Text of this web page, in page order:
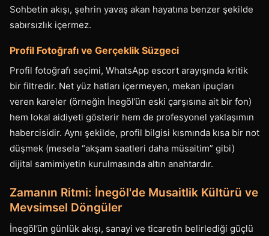
Sohbetin akışı, şehrin yavaş akan hayatına benzer şekilde
sabırsızlık içermez.
Profil Fotoğrafı ve Gerçeklik Süzgeci
Profil fotoğrafı seçimi, WhatsApp escort arayışında kritik
bir filtredir. Net yüz hatları içermeyen, mekan ipuçları
veren kareler (örneğin İnegöl’ün eski çarşısına ait bir fon)
hem lokal aidiyeti gösterir hem de profesyonel yaklaşımın
habercisidir. Aynı şekilde, profil bilgisi kısmında kısa bir not
düşmek (mesela “akşam saatleri daha müsaitim” gibi)
dijital samimiyetin kurulmasında altın anahtardır.
Zamanın Ritmi: İnegöl'de Musaitlik Kültürü ve
Mevsimsel Döngüler
İnegöl’ün günlük akışı, sanayi ve ticaretin belirlediği güçlü